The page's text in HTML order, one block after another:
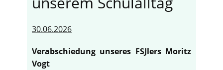
30.06.2026
Verabschiedung unseres FSJlers Moritz
Vogt